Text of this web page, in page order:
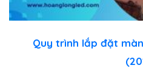
Quy trình lắp đặt